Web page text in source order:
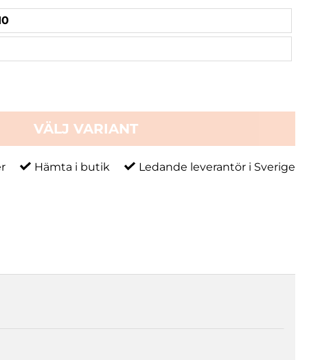
VÄLJ VARIANT
Hämta i butik Ledande leverantör i Sverige